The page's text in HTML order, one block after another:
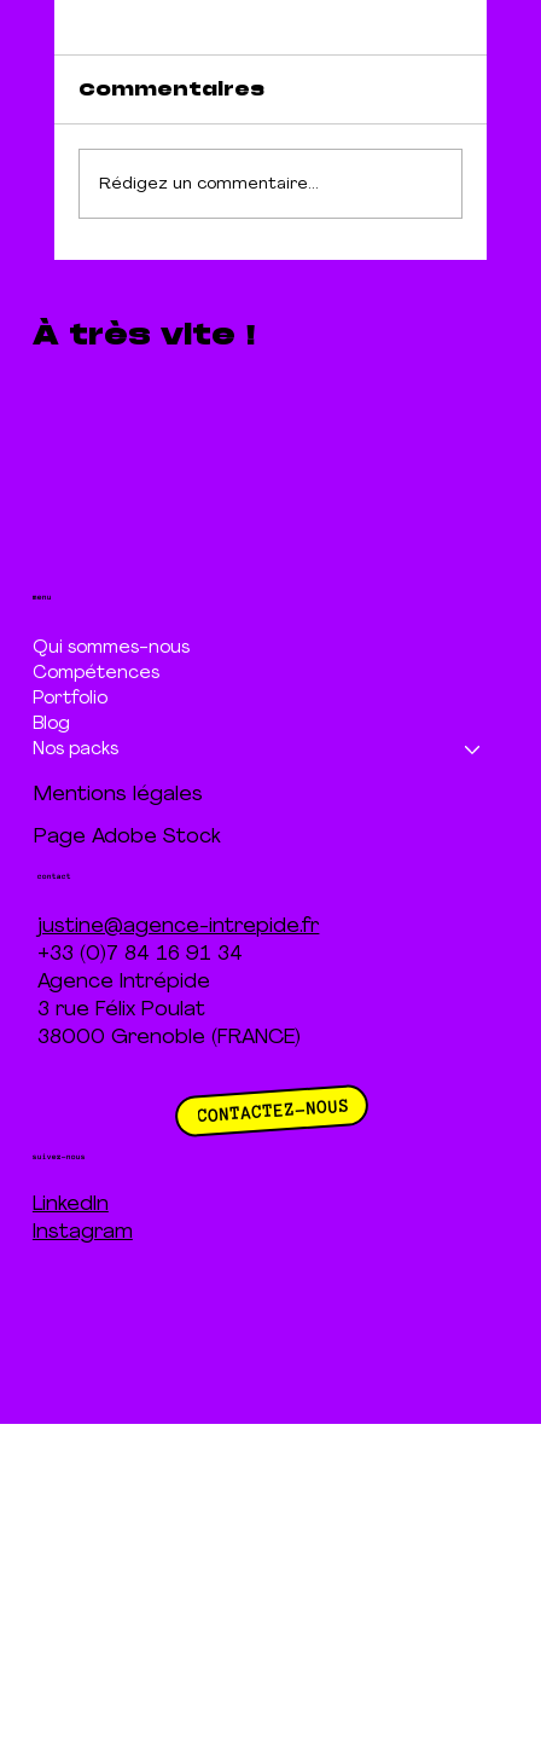
Commentaires
Rédigez un commentaire...
À très vite !
menu
Qui sommes-nous
Compétences
Portfolio
Blog
Nos packs
Mentions légales
Page Adobe Stock
suivez-nous
LinkedIn
Instagram
contact
justine@agence-intrepide.fr
+33 (0)7 84 16 91 34
Agence Intrépide
3 rue Félix Poulat
38000 Grenoble (FRANCE)
CONTACTEZ-NOUS